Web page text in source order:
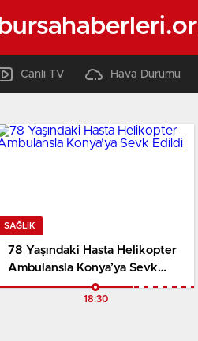
Canlı TV Hava Durumu
SAĞLIK
78 Yaşındaki Hasta Helikopter
Ambulansla Konya’ya Sevk
Edildi
18:30